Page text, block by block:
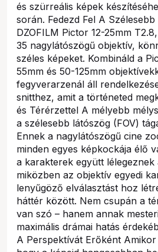
és szürreális képek
során. Fedezd Fel A
DZOFILM Pictor 12-25mm
35 nagylátószögű objektív,
széles képeket. Kombináld a
55mm és 50-125mm
fegyverarzenál áll
snitthez, amit a történeted
és Térérzettel A mélyebb
a szélesebb látószög (FOV)
Ennek a nagylátószögű cine
minden egyes képkockája élő
a karakterek együtt
miközben az objektív egyedi
lenyűgöző elválasztást hoz
háttér között. Nem csupán a
van szó – hanem annak
maximális drámai hatás
A Perspektívát Erőként